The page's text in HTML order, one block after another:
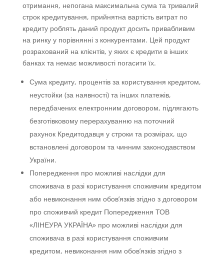
отримання, непогана максимальна сума та тривалий
строк кредитування, прийнятна вартість витрат по
кредиту роблять даний продукт досить привабливим
на ринку у порівнянні з конкурентами. Цей продукт
розрахований на клієнтів, у яких є кредити в інших
банках та немає можливості погасити їх.
Сума кредиту, процентів за користування кредитом,
неустойки (за наявності) та інших платежів,
передбачених електронним договором, підлягають
безготівковому перерахуванню на поточний
рахунок Кредитодавця у строки та розмірах, що
встановлені договором та чинним законодавством
України.
Попередження про можливі наслідки для
споживача в разі користування споживчим кредитом
або невиконання ним обов’язків згідно з договором
про споживчий кредит Попередження ТОВ
«ЛІНЕУРА УКРАЇНА» про можливі наслідки для
споживача в разі користування споживчим
кредитом, невиконання ним обов’язків згідно з